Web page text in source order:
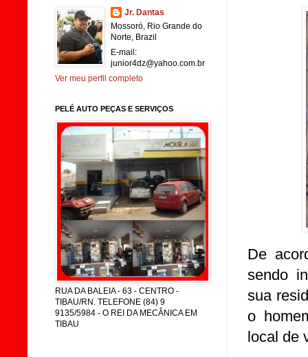
De
sendo
sua
o
local de
Jr. Dantas
Mossoró, Rio Grande do
Norte, Brazil
E-mail:
junior4dz@yahoo.com.br
Ver meu perfil completo
PELÉ AUTO PEÇAS E SERVIÇOS
RUA DA BALEIA - 63 - CENTRO -
TIBAU/RN. TELEFONE (84) 9
9135/5984 - O REI DA MECÂNICA EM
TIBAU